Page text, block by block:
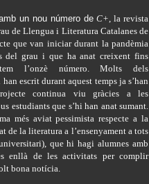
un nou número deC+, la revista
de Llengua i Literatura Catalanes de
que van iniciar durant la pandèmia
del grau i que ha anat creixent fins
l’onzè número. Molts dels
escrit durant aquest temps ja s’han
continua viu gràcies a les
estudiants que s’hi han anat sumant.
més aviat pessimista respecte a la
de la literatura a l’ensenyament a tots
que hi hagi alumnes amb
enllà de les activitats per complir
bona notícia.